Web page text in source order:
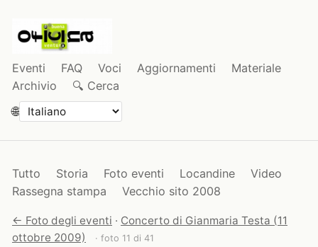
Eventi FAQ Voci Aggiornamenti
Materiale
Archivio
🔍 Cerca
🌐
Tutto Storia Foto eventi Locandine
Video
Rassegna stampa
Vecchio sito 2008
← Foto degli eventi · Concerto di Gianmaria Testa (11
ottobre 2009)
· foto 11 di 41